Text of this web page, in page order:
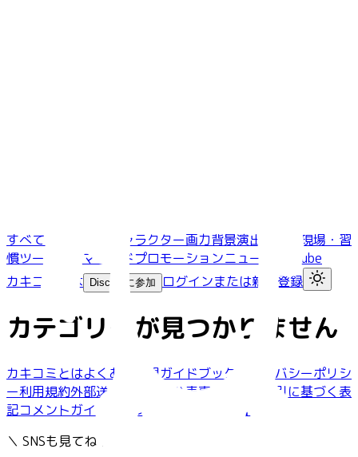
すべて キャラクター画力背景演出
プロの現場・習
慣ツール マインドプロモーションニュース
YouTube
カキコミとは
Discordに参加 ログインまたは新規登録
カテゴリーが見つかりません
カキコミとはよくある質問ガイドブック
プライバシーポリシ
ー利用規約外部送信に関する公表事項
特商法取引に基づく表
記コメントガイドライン
運営会社
＼ SNSも見てね ／